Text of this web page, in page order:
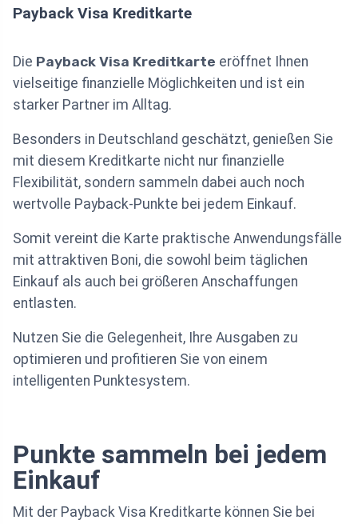
Payback Visa Kreditkarte
Die Payback Visa Kreditkarte eröffnet Ihnen
vielseitige finanzielle Möglichkeiten und ist ein
starker Partner im Alltag.
Besonders in Deutschland geschätzt, genießen Sie
mit diesem Kreditkarte nicht nur finanzielle
Flexibilität, sondern sammeln dabei auch noch
wertvolle Payback-Punkte bei jedem Einkauf.
Somit vereint die Karte praktische Anwendungsfälle
mit attraktiven Boni, die sowohl beim täglichen
Einkauf als auch bei größeren Anschaffungen
entlasten.
Nutzen Sie die Gelegenheit, Ihre Ausgaben zu
optimieren und profitieren Sie von einem
intelligenten Punktesystem.
Punkte sammeln bei jedem
Einkauf
Mit der Payback Visa Kreditkarte können Sie bei